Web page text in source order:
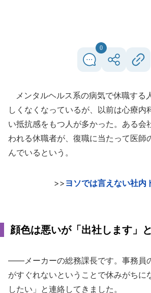
0
メンタルヘルス系の病気で休職する
しくなくなっているが、以前は心療内
い抵抗感をもつ人が多かった。ある会
われる休職者が、復職に当たって医師
んでいるという。
>> ヨソでは言えない社内
顔色は悪いが「出社します」
――メーカーの総務課長です。事務員
がすぐれないということで休みがちに
したい」と連絡してきました。